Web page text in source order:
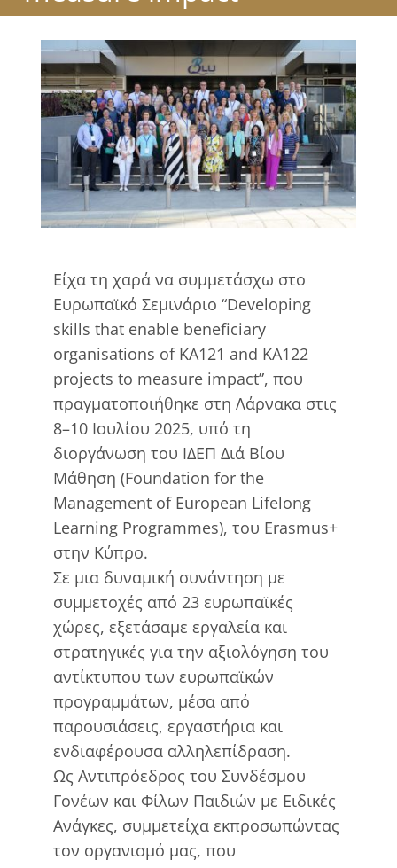
View
Larger
Image
Είχα τη χαρά να συμμετάσχω στο
Ευρωπαϊκό Σεμινάριο “Developing
skills that enable beneficiary
organisations of KA121 and KA122
projects to measure impact”, που
πραγματοποιήθηκε στη Λάρνακα στις
8–10 Ιουλίου 2025, υπό τη
διοργάνωση του ΙΔΕΠ Διά Βίου
Μάθηση (Foundation for the
Management of European Lifelong
Learning Programmes), του Erasmus+
στην Κύπρο.
Σε μια δυναμική συνάντηση με
συμμετοχές από 23 ευρωπαϊκές
χώρες, εξετάσαμε εργαλεία και
στρατηγικές για την αξιολόγηση του
αντίκτυπου των ευρωπαϊκών
προγραμμάτων, μέσα από
παρουσιάσεις, εργαστήρια και
ενδιαφέρουσα αλληλεπίδραση.
Ως Αντιπρόεδρος του Συνδέσμου
Γονέων και Φίλων Παιδιών με Ειδικές
Ανάγκες, συμμετείχα εκπροσωπώντας
τον οργανισμό μας, που